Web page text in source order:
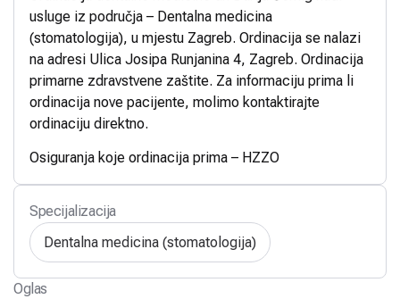
usluge iz područja – Dentalna medicina
(stomatologija), u mjestu Zagreb. Ordinacija se nalazi
na adresi Ulica Josipa Runjanina 4, Zagreb. Ordinacija
primarne zdravstvene zaštite. Za informaciju prima li
ordinacija nove pacijente, molimo kontaktirajte
ordinaciju direktno.
Osiguranja koje ordinacija prima – HZZO
Specijalizacija
Dentalna medicina (stomatologija)
Oglas